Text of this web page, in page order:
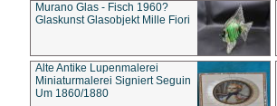
Murano Glas - Fisch 1960?
Glaskunst Glasobjekt Mille Fiori
Alte Antike Lupenmalerei
Miniaturmalerei Signiert Seguin
Um 1860/1880